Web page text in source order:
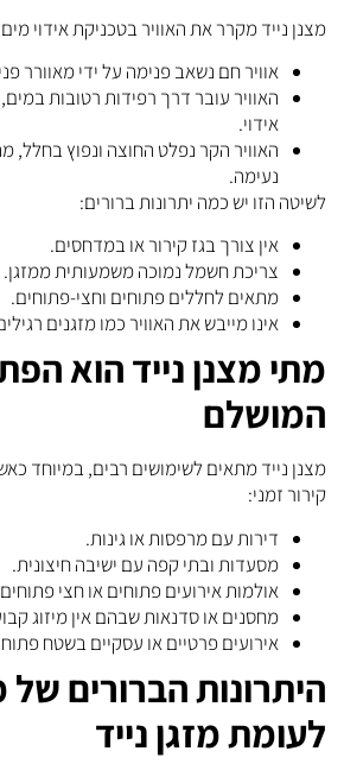
מצנן נייד מקרר את האוויר בטכניקת אידוי
אוויר חם נשאב פנימה על ידי מאוורר
האוויר עובר דרך רפידות רטובות
אידוי.
האוויר הקר נפלט החוצה ונפוץ בחלל,
נעימה.
לשיטה הזו יש כמה יתרונות ברורים:
אין צורך בגז קירור או במדחסים.
צריכת חשמל נמוכה משמעותית ממזגן.
מתאים לחללים פתוחים וחצי-פתוחים.
אינו מייבש את האוויר כמו מזגנים
מתי מצנן נייד הוא
המושלם
מצנן נייד מתאים לשימושים רבים, במיוחד
קירור זמני:
דירות עם מרפסות או גינות.
מסעדות ובתי קפה עם ישיבה חיצונית.
אולמות אירועים פתוחים או חצי
מחסנים או סדנאות שבהם אין מיזוג
אירועים פרטיים או עסקיים בשטח
היתרונות הברורים של
לעומת מזגן נייד